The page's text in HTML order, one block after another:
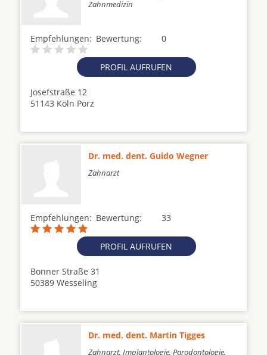
Zahnmedizin
Empfehlungen: 0
Bewertung:
PROFIL AUFRUFEN
Josefstraße 12
51143 Köln Porz
Dr. med. dent. Guido Wegner
Zahnarzt
Empfehlungen: 33
Bewertung:
PROFIL AUFRUFEN
Bonner Straße 31
50389 Wesseling
Dr. med. dent. Martin Tigges
Zahnarzt, Implantologie, Parodontologie,